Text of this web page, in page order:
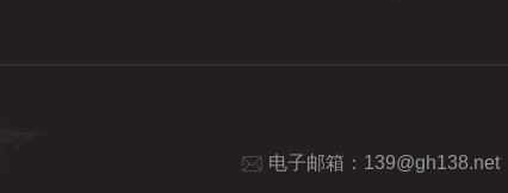
电子邮箱： 139@gh138.net